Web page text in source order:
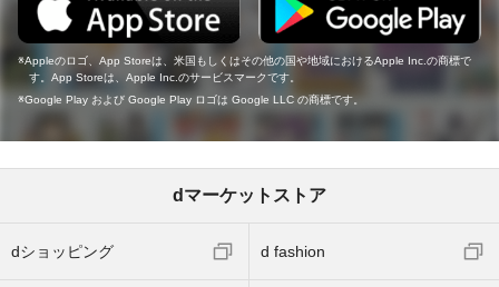
Appleのロゴ、App Storeは、米国もしくはその他の国や地域におけるApple Inc.の商標で
す。App Storeは、Apple Inc.のサービスマークです。
Google Play および Google Play ロゴは Google LLC の商標です。
dマーケットストア
dショッピング d fashion